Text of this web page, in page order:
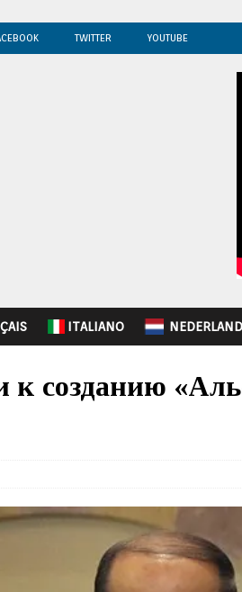
TWITTER YOUTUBE
ITALIANO
созданию